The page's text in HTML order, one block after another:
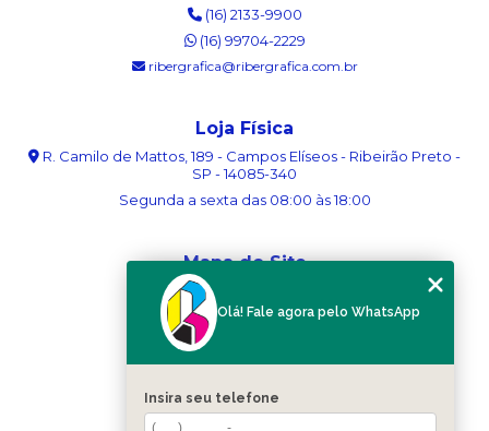
(16) 2133-9900
(16) 99704-2229
ribergrafica@ribergrafica.com.br
Loja Física
R. Camilo de Mattos, 189 - Campos Elíseos - Ribeirão Preto -
SP - 14085-340
Segunda a sexta das 08:00 às 18:00
Mapa do Site
Sobre nós
Blog
Categorias
Olá! Fale agora pelo WhatsApp
Insira seu telefone